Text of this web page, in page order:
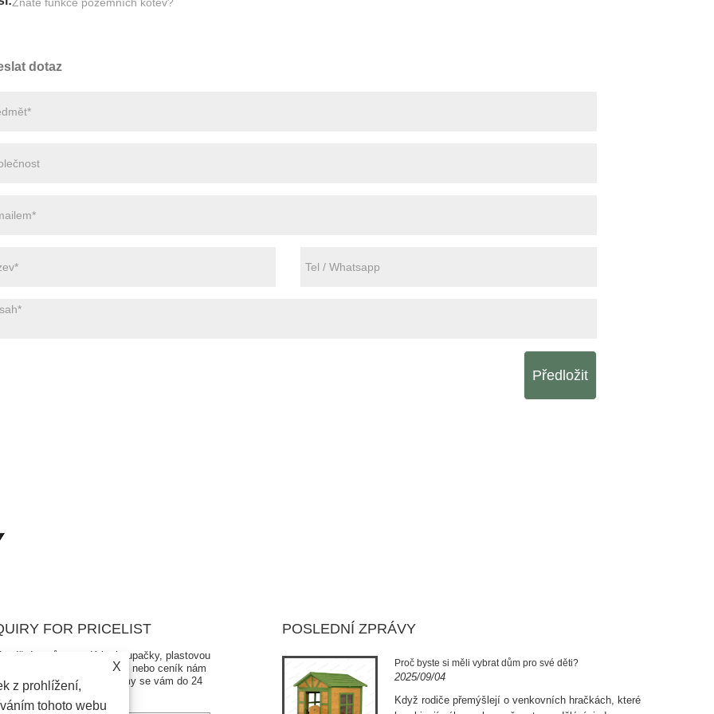
dotaz
Předložit
FOR PRICELIST
dotazů na sedátko houpačky, plastovou
kování pro houpačku nebo ceník nám
zanechte svůj e-mail a my se vám do 24
ozveme.
POSLEDNÍ ZPRÁVY
Je dětská houpačka bezpečná?
2024/10/12
Když si vaše děti hrají na houpačce venku, největším
Proč byste si měli vybrat dům pro své děti?
2025/09/04
Když rodiče přemýšlejí o venkovních hračkách, které
X
z prohlížení,
tohoto webu